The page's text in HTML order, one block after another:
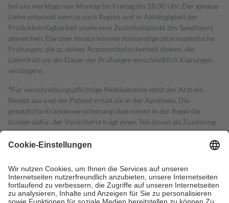
bei uns werktags von Montag bis Freitag bis 18:00 Uhr. Der genaue
Lieferzeitpunkt kann je nach Region und in Abhängigkeit der
Produktverfügbarkeit sowie vom Zustellzeitpunkt des Spediteurs
abweichen. Darüber hinaus können notwendige pharmazeutische
Prüfungen, die zu deiner Arzneimittelsicherheit dienen, die
Lieferfrist um die Dauer der Prüfungen einschließlich Klärungen
verlängern.
4Für verschreibungspflichtige Medikamente stellt der Arzt ein
Rezept aus und der Patient erhält sie in der Apotheke. Die
gesetzliche Krankenversicherung übernimmt in der Regel die
Kosten dafür, der Versicherte trägt einen Teil davon als Zuzahlung
mit.
Grundsätzlich leisten Mitglieder Zuzahlungen in Höhe von zehn
höchstens zehn Euro.
Es sind jedoch nie mehr als die tatsächlichen
Kosten der Leistung zu entrichten.
Diese Regeln gelten grundsätzlich auch für Online-Apotheken.
Bei Heilmitteln und häuslicher Krankenpflege beträgt die